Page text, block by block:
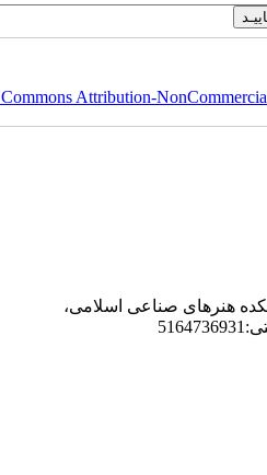
Attribution-
هنرهای صناعی اسلامی،